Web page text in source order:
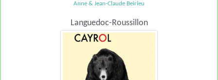
Anne & Jean-Claude Beirieu
Languedoc-Roussillon